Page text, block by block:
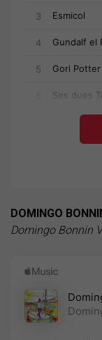
DOMINGO
Domingo Bonnin